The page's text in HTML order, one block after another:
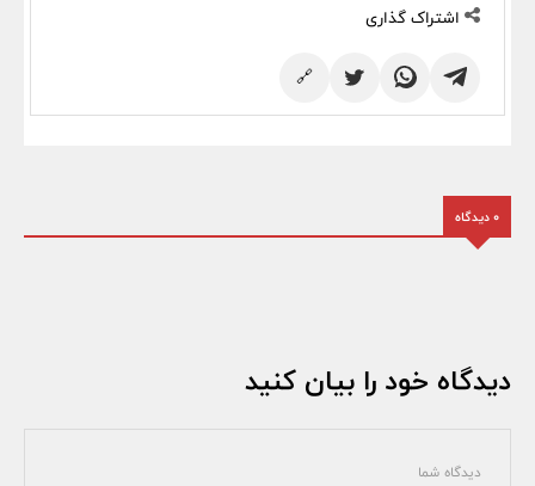
اشتراک گذاری
🔗
0 دیدگاه
دیدگاه خود را بیان کنید